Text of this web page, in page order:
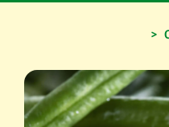
>